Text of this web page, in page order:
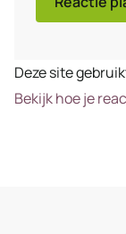
Deze site
Bekijk hoe je